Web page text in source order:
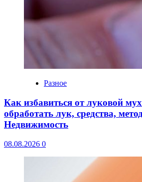
Разное
Как избавиться от луковой
обработать лук, средства,
Недвижимость
08.08.2026 0